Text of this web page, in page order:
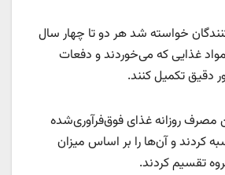
خواسته شد هر دو تا چهار سال
غذایی که می‌خوردند و دفعات
دقیق تکمیل کنند.
روزانه غذای فوق‌فرآوری‌شده
کردند و آن‌ها را بر اساس میزان
تقسیم کردند.